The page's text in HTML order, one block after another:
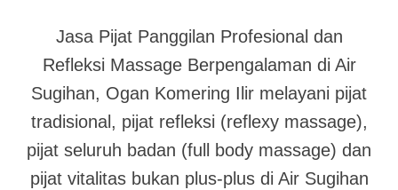
Jasa Pijat Panggilan Profesional dan
Refleksi Massage Berpengalaman di Air
Sugihan, Ogan Komering Ilir melayani pijat
tradisional, pijat refleksi (reflexy massage),
pijat seluruh badan (full body massage) dan
pijat vitalitas bukan plus-plus di Air Sugihan